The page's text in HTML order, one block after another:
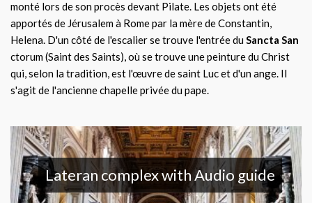
monté lors de son procès devant Pilate. Les objets ont été
apportés de Jérusalem à Rome par la mère de Constantin,
Helena. D'un côté de l'escalier se trouve l'entrée duSancta San
ctorum (Saint des Saints), où se trouve une peinture du Christ
qui, selon la tradition, est l'œuvre de saint Luc et d'un ange. Il
s'agit de l'ancienne chapelle privée du pape.
Lateran complex with Audio guide